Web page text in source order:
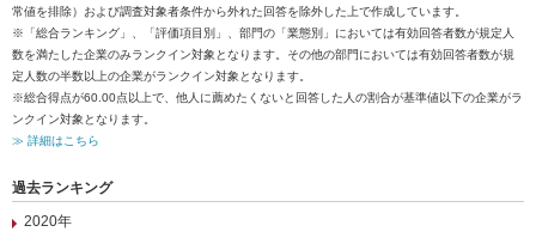
常値を排除）および調査対象者条件から外れた回答を除外した上で作成しています。
※「総合ランキング」、「評価項目別」、部門の「業態別」においては有効回答者数が規定人
数を満たした企業のみランクイン対象となります。その他の部門においては有効回答者数が規
定人数の半数以上の企業がランクイン対象となります。
※総合得点が60.00点以上で、他人に薦めたくないと回答した人の割合が基準値以下の企業がラ
ンクイン対象となります。
≫ 詳細はこちら
過去ランキング
2020年